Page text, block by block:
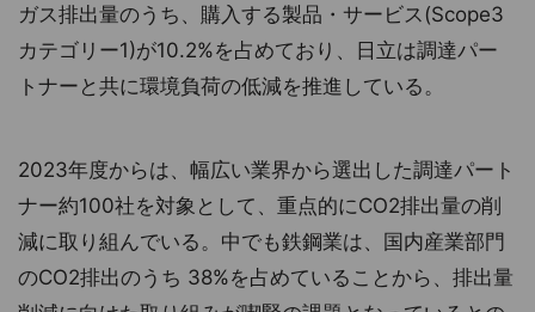
ガス排出量のうち、購入する製品・サービス(Scope3
カテゴリー1)が10.2%を占めており、日立は調達パー
トナーと共に環境負荷の低減を推進している。
2023年度からは、幅広い業界から選出した調達パート
ナー約100社を対象として、重点的にCO2排出量の削
減に取り組んでいる。中でも鉄鋼業は、国内産業部門
のCO2排出のうち 38%を占めていることから、排出量